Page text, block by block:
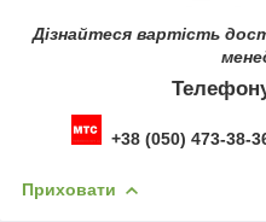
Дізнайтеся вартість
+38 (050) 473-38-
Приховати